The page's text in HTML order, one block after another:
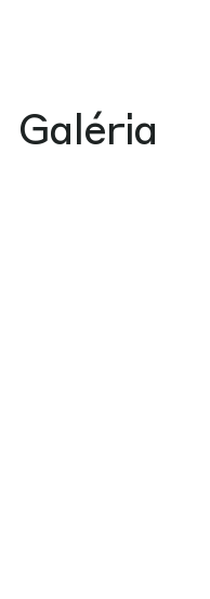
Galéria